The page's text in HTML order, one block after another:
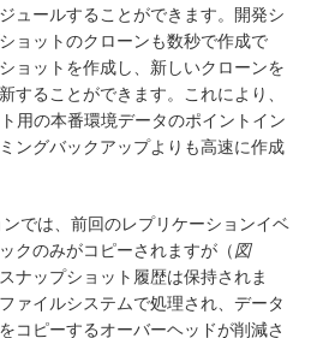
ュールすることができます。開発シ
ョットのクローンも数秒で作成で
ョットを作成し、新しいクローンを
することができます。これにより、
用の本番環境データのポイントイン
ングバックアップよりも高速に作成
では、前回のレプリケーションイベ
クのみがコピーされますが（図
ナップショット履歴は保持されま
ァイルシステムで処理され、データ
コピーするオーバーヘッドが削減さ